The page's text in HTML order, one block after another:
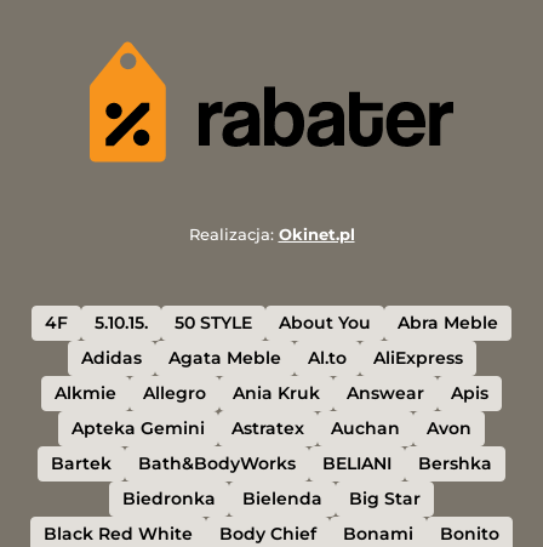
Realizacja: Okinet.pl
4F 5.10.15. 50 STYLE About You
Abra Meble
Adidas
Agata Meble Al.to
AliExpress
Alkmie
Allegro Ania Kruk Answear
Apis
Apteka Gemini
Astratex Auchan
Avon
Bartek
Bath&BodyWorks BELIANI
Bershka
Biedronka
Bielenda
Big Star
Black Red White
Body Chief Bonami Bonito